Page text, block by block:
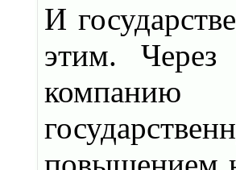
И
этим. Через
компанию